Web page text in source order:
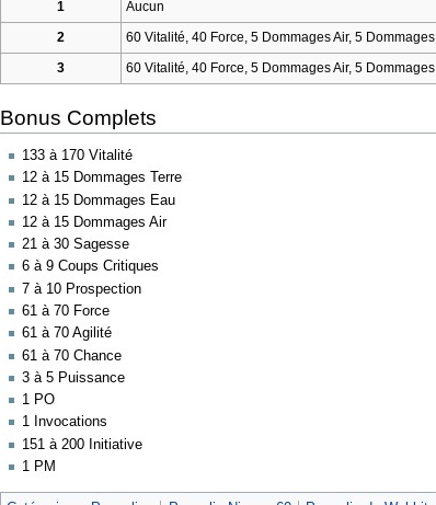
1
Aucun
2
60 Vitalité, 40 Force, 5 Dommages Air, 5
3
60 Vitalité, 40 Force, 5 Dommages Air, 5
Bonus Complets
133 à 170 Vitalité
12 à 15 Dommages Terre
12 à 15 Dommages Eau
12 à 15 Dommages Air
21 à 30 Sagesse
6 à 9 Coups Critiques
7 à 10 Prospection
61 à 70 Force
61 à 70 Agilité
61 à 70 Chance
3 à 5 Puissance
1 PO
1 Invocations
151 à 200 Initiative
1 PM